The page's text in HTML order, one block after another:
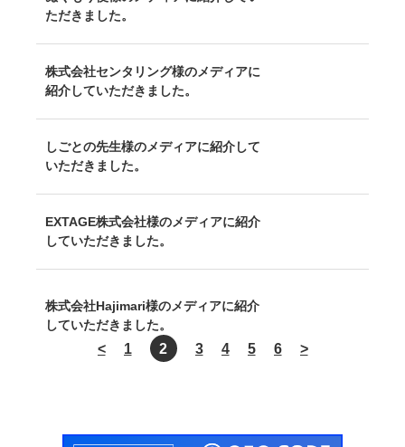
ただきました。
株式会社センタリング様のメディアに
紹介していただきました。
しごとの先生様のメディアに紹介して
いただきました。
EXTAGE株式会社様のメディアに紹介
していただきました。
株式会社Hajimari様のメディアに紹介
していただきました。
< 1 2 3 4 5 6 >